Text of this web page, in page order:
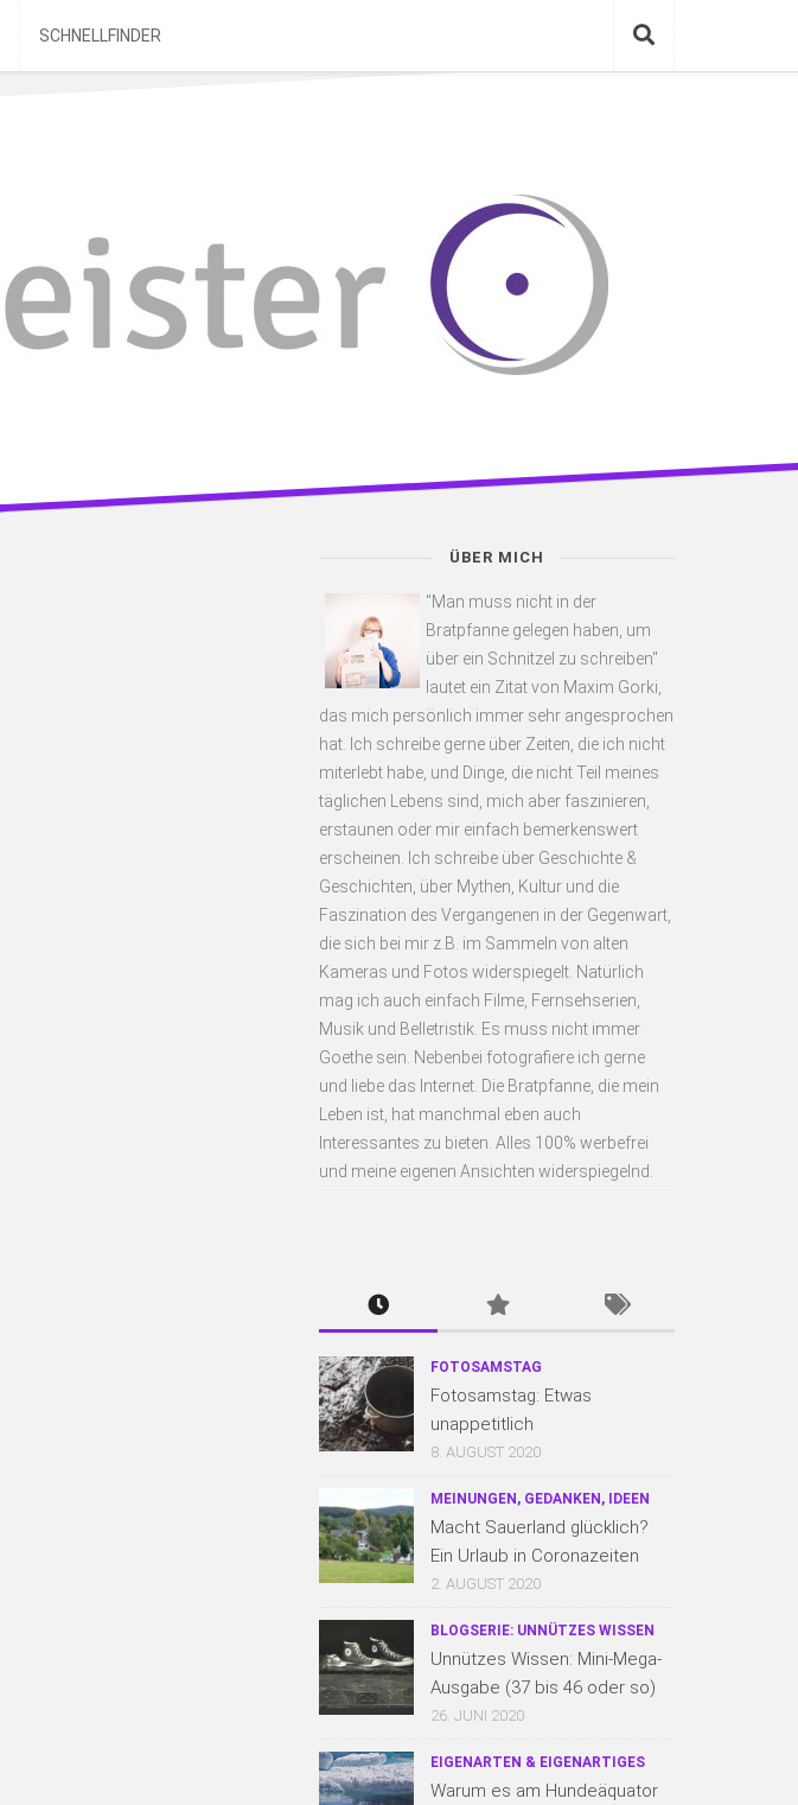
SCHNELLFINDER
ÜBER MICH
"Man muss nicht in der
Bratpfanne gelegen haben, um
über ein Schnitzel zu schreiben"
lautet ein Zitat von Maxim Gorki,
das mich persönlich immer sehr angesprochen
hat. Ich schreibe gerne über Zeiten, die ich nicht
miterlebt habe, und Dinge, die nicht Teil meines
täglichen Lebens sind, mich aber faszinieren,
erstaunen oder mir einfach bemerkenswert
erscheinen. Ich schreibe über Geschichte &
Geschichten, über Mythen, Kultur und die
Faszination des Vergangenen in der Gegenwart,
die sich bei mir z.B. im Sammeln von alten
Kameras und Fotos widerspiegelt. Natürlich
mag ich auch einfach Filme, Fernsehserien,
Musik und Belletristik. Es muss nicht immer
Goethe sein. Nebenbei fotografiere ich gerne
und liebe das Internet. Die Bratpfanne, die mein
Leben ist, hat manchmal eben auch
Interessantes zu bieten. Alles 100% werbefrei
und meine eigenen Ansichten widerspiegelnd.
FOTOSAMSTAG
Fotosamstag: Etwas
unappetitlich
8. AUGUST 2020
MEINUNGEN, GEDANKEN, IDEEN
Macht Sauerland glücklich?
Ein Urlaub in Coronazeiten
2. AUGUST 2020
BLOGSERIE: UNNÜTZES WISSEN
Unnützes Wissen: Mini-Mega-
Ausgabe (37 bis 46 oder so)
26. JUNI 2020
EIGENARTEN & EIGENARTIGES
Warum es am Hundeäquator